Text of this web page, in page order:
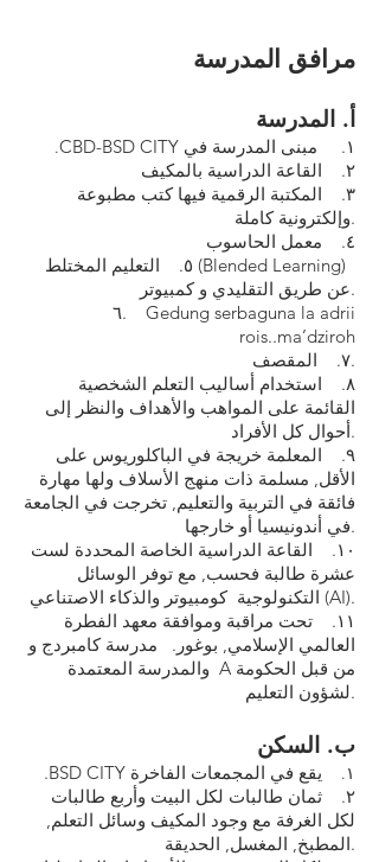
مرافق المدرسة
أ‌. المدرسة
.CBD-BSD CITY
١. مبنى المدرسة في
٢. القاعة الدراسية بالمكيف
٣. المكتبة الرقمية فيها كتب مطبوعة
وإلكترونية كاملة.
٤. معمل الحاسوب
٥. التعليم المختلط (Blended Learning)
عن طريق التقليدي و كمبيوتر.
٦. Gedung serbaguna la adrii
rois..ma’dziroh
٧. المقصف.
٨. استخدام أساليب التعلم الشخصية
القائمة على المواهب والأهداف والنظر إلى
أحوال كل الأفراد.
٩. المعلمة خريجة في الباكلوريوس على
الأقل, مسلمة ذات منهج الأسلاف ولها مهارة
فائقة في التربية والتعليم, تخرجت في الجامعة
في أندونيسيا أو خارجها.
١٠. القاعة الدراسية الخاصة المحددة لست
عشرة طالبة فحسب, مع توفر الوسائل
التكنولوجية كومبيوتر والذكاء الاصتناعي (AI).
١١. تحت مراقبة وموافقة معهد الفطرة
العالمي الإسلامي, بوغور. مدرسة كامبردج و
والمدرسة المعتمدة A من قبل الحكومة
لشؤون التعليم.
ب‌. السكن
.BSD CITY ١.
يقع في المجمعات الفاخرة
٢. ثمان طالبات لكل البيت وأربع طالبات
لكل الغرفة مع وجود المكيف وسائل التعلم,
المطبخ, المغسل, الحديقة.